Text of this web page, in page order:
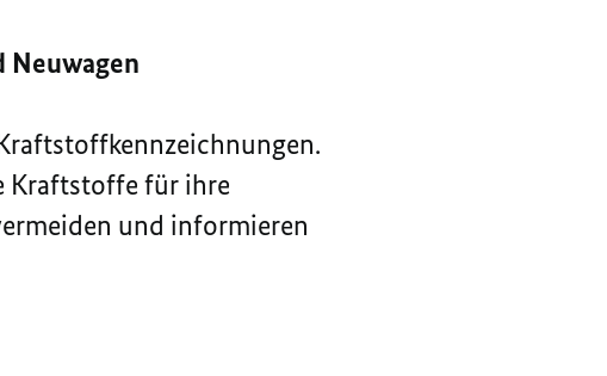
Kraftstoffe für ihre
und informieren